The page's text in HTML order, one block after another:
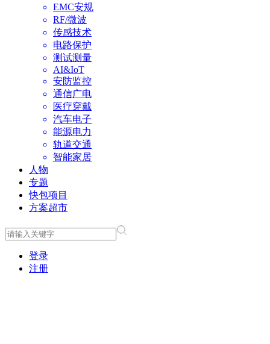
EMC安规
RF/微波
传感技术
电路保护
测试测量
AI&IoT
安防监控
通信广电
医疗穿戴
汽车电子
能源电力
轨道交通
智能家居
人物
专题
快包项目
方案超市
登录
注册